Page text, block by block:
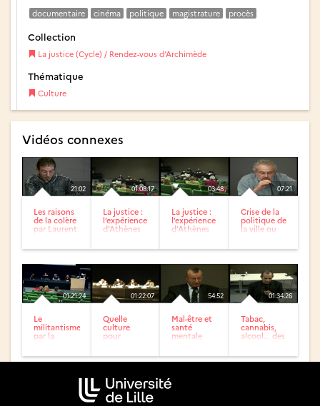
documentaire cinéma politique magistrature procès
Collection
La justice (Cycle) / Rendez-vous d’Archimède
Thématique
Culture
Vidéos connexes
21:02
Les raisons
de la colère
par Laurent
01:08:17
La justice :
l’expérience
d’Athènes
03:48
La justice :
l’expérience
d’Athènes
07:21
Crise de la
politique de
la ville ou
01:21:24
Le
militantisme
par la
«
01:22:07
Quelle
culture
pour
54:52
Mal-être et
santé
mentale
Question
01:34:26
Tabac,
cannabis,
alcool... des